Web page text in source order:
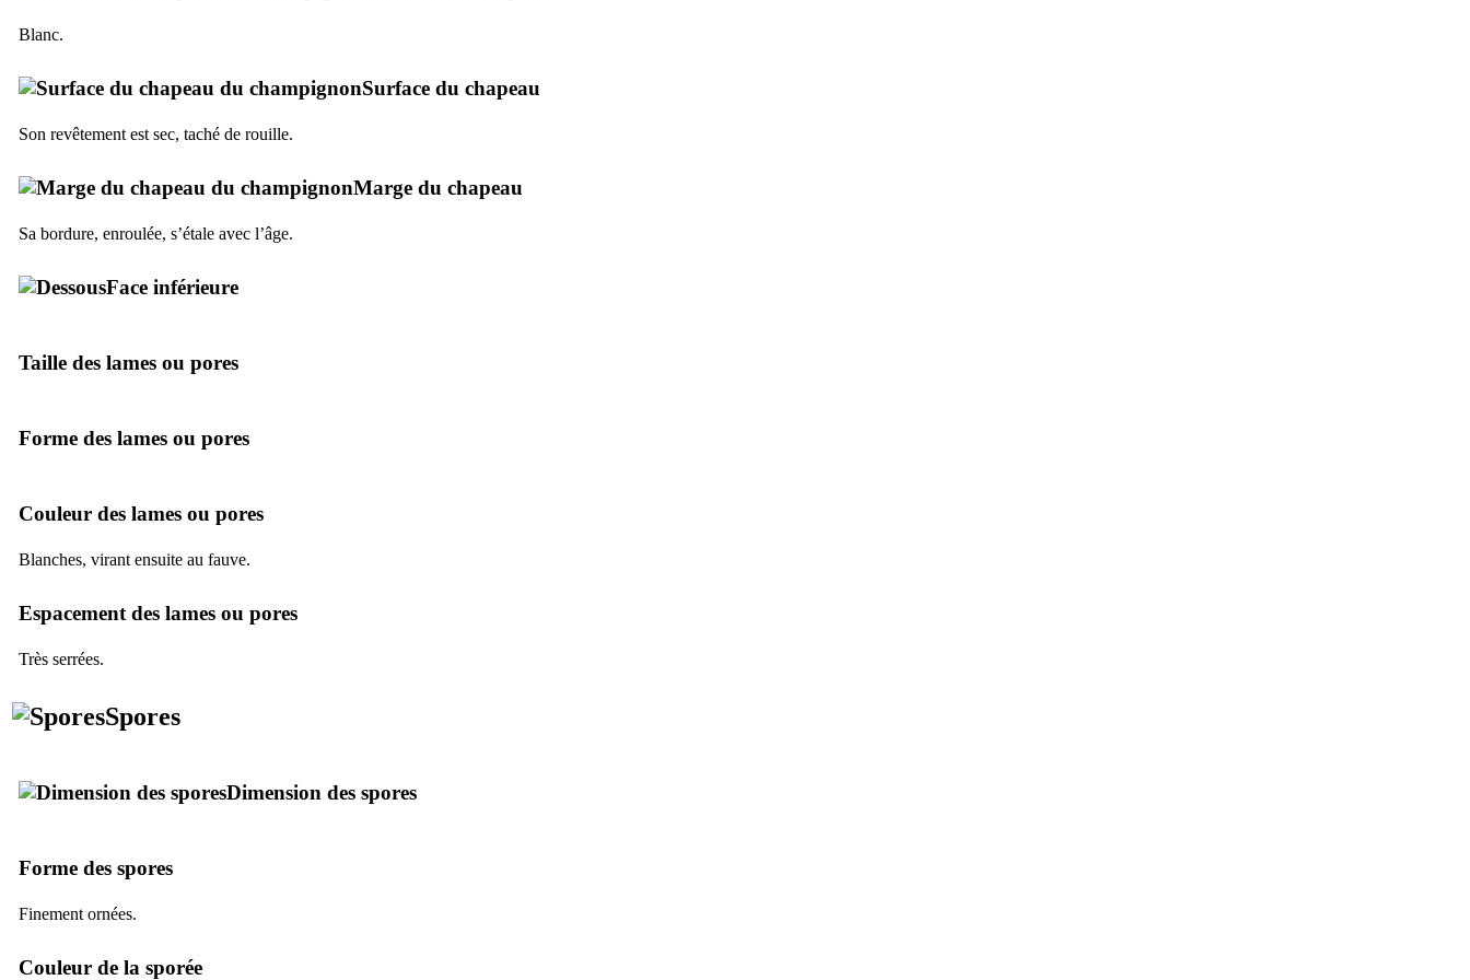
Blanc.
Surface du chapeau
Son revêtement est sec, taché de rouille.
Marge du chapeau
Sa bordure, enroulée, s’étale avec l’âge.
Face inférieure
Taille des lames ou pores
Forme des lames ou pores
Couleur des lames ou pores
Blanches, virant ensuite au fauve.
Espacement des lames ou pores
Très serrées.
Spores
Dimension des spores
Forme des spores
Finement ornées.
Couleur de la sporée